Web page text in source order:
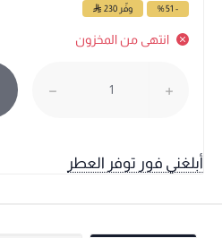
- 51 % وفّر 230
انتهى من المخزون
أبلغني فور توفر العطر